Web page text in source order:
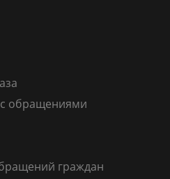
с обращениями
граждан